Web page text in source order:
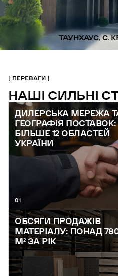
ТАУНХАУС, С.
ПЕРЕВАГИ
НАШІ СИЛЬНІ
ДИЛЕРСЬКА МЕРЕЖА
ГЕОГРАФІЯ ПОСТАВОК:
БІЛЬШЕ 12 ОБЛАСТЕЙ
УКРАЇНИ
01
ОБСЯГИ ПРОДАЖІВ
МАТЕРІАЛУ: ПОНАД
М² ЗА РІК